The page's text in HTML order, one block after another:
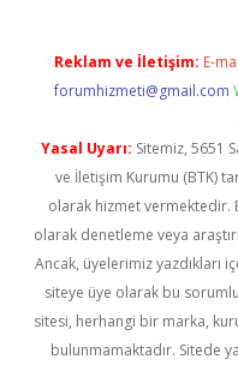
Reklam ve İletişim: E-
forumhizmeti@gmail.com
Yasal Uyarı: Sitemiz, 5651
ve İletişim Kurumu (BTK)
olarak hizmet
olarak denetleme veya
Ancak, üyelerimiz yazdıkları
siteye üye olarak bu
sitesi, herhangi bir marka,
bulunmamaktadır. Sitede